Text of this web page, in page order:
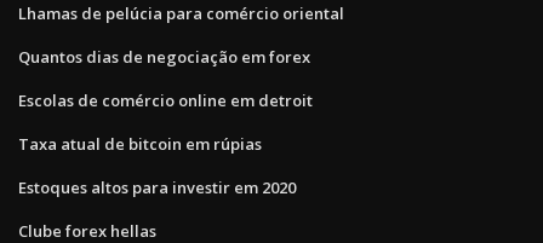
Lhamas de pelúcia para comércio oriental
Quantos dias de negociação em forex
Escolas de comércio online em detroit
Taxa atual de bitcoin em rúpias
Estoques altos para investir em 2020
Clube forex hellas